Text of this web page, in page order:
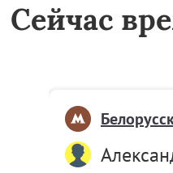
Сейчас